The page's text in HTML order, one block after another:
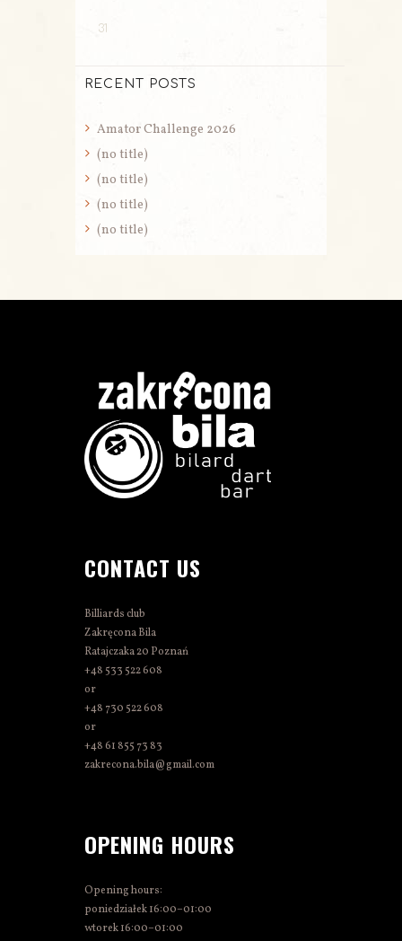
31
RECENT POSTS
Amator Challenge 2026
(no title)
(no title)
(no title)
(no title)
CONTACT US
Billiards club
Zakręcona Bila
Ratajczaka 20 Poznań
+48 533 522 608
or
+48 730 522 608
or
+48 61 855 73 83
zakrecona.bila@gmail.com
OPENING HOURS
Opening hours:
poniedziałek 16:00–01:00
wtorek 16:00–01:00